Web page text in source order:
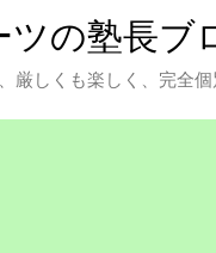
ツの塾長ブ
しくも楽しく、完全個